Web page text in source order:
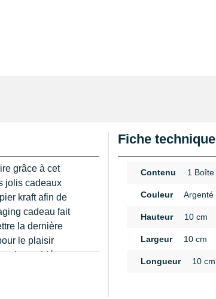
grâce à cet
jolis cadeaux
kraft afin de
cadeau fait
la dernière
le plaisir
une idée
s'utilise
pliage, fabriquer
Fiche technique
Contenu 1 Boîte
Couleur Argenté
Hauteur 10 cm
Largeur 10 cm
Longueur 10 cm